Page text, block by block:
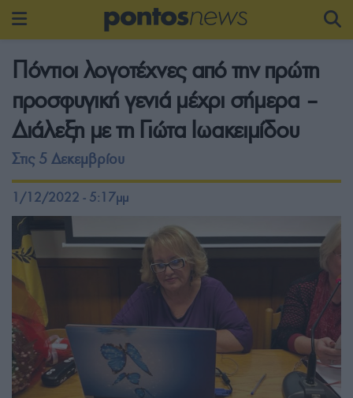
Πόντιοι λογοτέχνες από την πρώτη
προσφυγική γενιά μέχρι σήμερα –
Διάλεξη με τη Γιώτα Ιωακειμίδου
Στις 5 Δεκεμβρίου
1/12/2022 - 5:17μμ